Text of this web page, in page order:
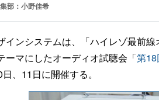
部：小野佳希
インシステムは、「ハイレゾ最前
ーマにしたオーディオ試聴会「第
、11日に開催する。